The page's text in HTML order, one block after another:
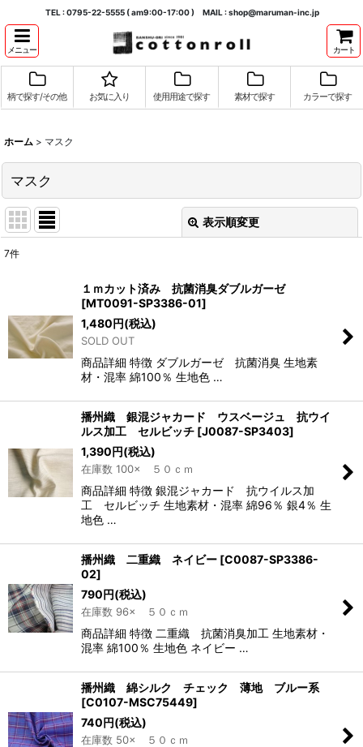
TEL : 0795-22-5555 ( am9:00-17:00 ) MAIL : shop@maruman-inc.jp
メニュー カート
柄で探す/その他 お気に入り 使用用途で探す 素材で探す カラーで探す
ホーム > マスク
マスク
表示順変更
並び順:
絞り込む
7件
１ｍカット済み 抗菌消臭ダブルガーゼ
[MT0091-SP3386-01]
1,480円(税込)
SOLD OUT
商品詳細 特徴 ダブルガーゼ 抗菌消臭 生地素
材・混率 綿100％ 生地色 …
播州織 銀混ジャカード ウスベージュ 抗ウイ
ルス加工 セルビッチ [J0087-SP3403]
1,390円(税込)
在庫数 100× ５０ｃｍ
商品詳細 特徴 銀混ジャカード 抗ウイルス加
工 セルビッチ 生地素材・混率 綿96％ 銀4％ 生
地色 …
播州織 二重織 ネイビー [C0087-SP3386-
02]
790円(税込)
在庫数 96× ５０ｃｍ
商品詳細 特徴 二重織 抗菌消臭加工 生地素材・
混率 綿100％ 生地色 ネイビー …
播州織 綿シルク チェック 薄地 ブルー系
[C0107-MSC75449]
740円(税込)
在庫数 50× ５０ｃｍ